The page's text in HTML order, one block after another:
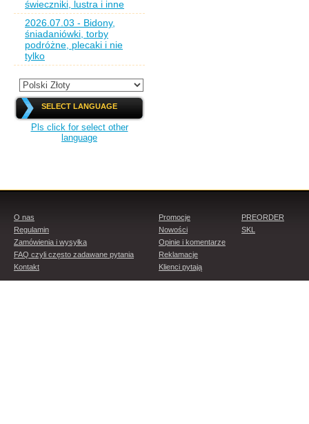
świeczniki, lustra i inne
2026.07.03 - Bidony,
śniadaniówki, torby
podróżne, plecaki i nie
tylko
SELECT LANGUAGE
Pls click for select other
language
O nas
Regulamin
Zamówienia i wysyłka
FAQ czyli często zadawane pytania
Kontakt
Promocje
Nowości
Opinie i komentarze
Reklamacje
Klienci pytają
PREORDER
SKL